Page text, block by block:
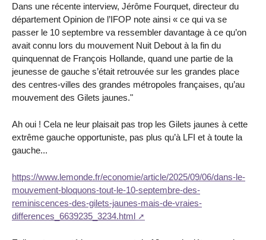
Dans une récente interview, Jérôme Fourquet, directeur du
département Opinion de l’IFOP note ainsi « ce qui va se
passer le 10 septembre va ressembler davantage à ce qu’on
avait connu lors du mouvement Nuit Debout à la fin du
quinquennat de François Hollande, quand une partie de la
jeunesse de gauche s’était retrouvée sur les grandes place
des centres-villes des grandes métropoles françaises, qu’au
mouvement des Gilets jaunes."
Ah oui ! Cela ne leur plaisait pas trop les Gilets jaunes à cette
extrême gauche opportuniste, pas plus qu’à LFI et à toute la
gauche...
https://www.lemonde.fr/economie/article/2025/09/06/dans-le-
mouvement-bloquons-tout-le-10-septembre-des-
reminiscences-des-gilets-jaunes-mais-de-vraies-
differences_6639235_3234.html